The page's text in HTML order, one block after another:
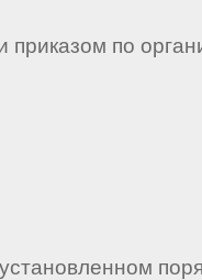
приказом по